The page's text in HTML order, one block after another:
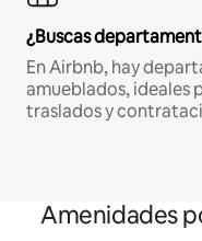
¿Buscas
En Airbnb, hay
amueblados, ideales
traslados y
Amenidades